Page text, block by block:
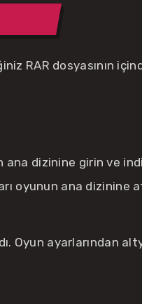
RAR dosyasının
ana dizinine girin ve
oyunun ana dizinine
Oyun ayarlarından